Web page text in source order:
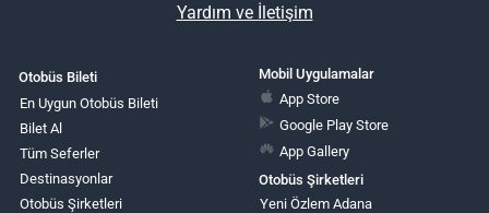
Yardım ve İletişim
Otobüs Bileti
En Uygun Otobüs Bileti
Bilet Al
Tüm Seferler
Destinasyonlar
Otobüs Şirketleri
Mobil Uygulamalar
App Store
Google Play Store
App Gallery
Otobüs Şirketleri
Yeni Özlem Adana